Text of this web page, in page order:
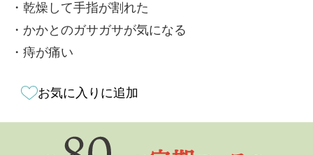
・乾燥して手指が割れた
・かかとのガサガサが気になる
・痔が痛い
お気に入りに追加